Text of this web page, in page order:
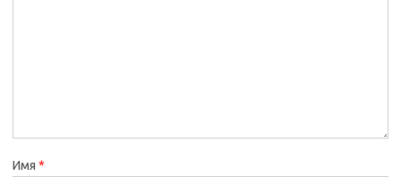
Имя *